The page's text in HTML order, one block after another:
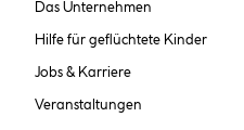
Das Unternehmen
Hilfe für geflüchtete Kinder
Jobs & Karriere
Veranstaltungen